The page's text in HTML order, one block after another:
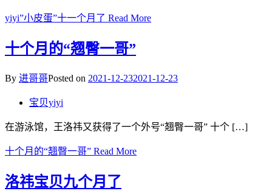
yiyi”小皮蛋”十一个月了 Read More
十个月的“翘臀一哥”
By 进哥哥Posted on 2021-12-232021-12-23
宝贝yiyi
在游泳馆，王洛祎又获得了一个外号“翘臀一哥” 十个 […]
十个月的“翘臀一哥” Read More
洛祎宝贝九个月了